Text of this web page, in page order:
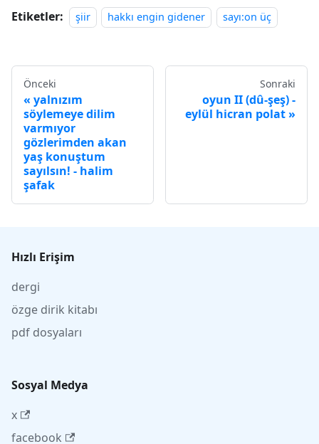
Etiketler: şiir hakkı engin gidener sayı:on üç
Önceki
yalnızım
söylemeye dilim
varmıyor
gözlerimden akan
yaş konuştum
sayılsın! - halim
şafak
Sonraki
oyun II (dû-şeş) -
eylül hicran polat
Hızlı Erişim
dergi
özge dirik kitabı
pdf dosyaları
Sosyal Medya
x
facebook